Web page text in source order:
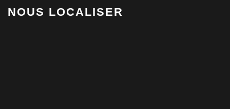
NOUS LOCALISER